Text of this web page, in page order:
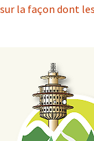
sur la façon dont